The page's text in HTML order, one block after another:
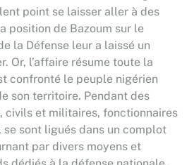
point se laisser aller à des
position de Bazoum sur le
la Défense leur a laissé un
Or, l’affaire résume toute la
confronté le peuple nigérien
son territoire. Pendant des
civils et militaires, fonctionnaires
se sont ligués dans un complot
par divers moyens et